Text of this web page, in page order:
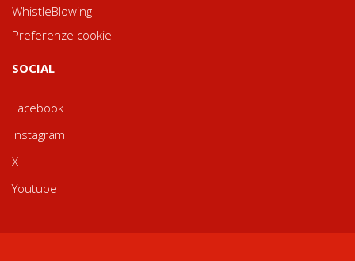
WhistleBlowing
Preferenze cookie
SOCIAL
Facebook
Instagram
X
Youtube